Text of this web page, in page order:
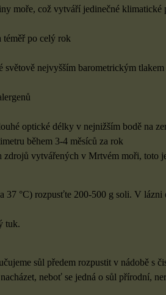
moře, což vytváří jedinečné
po celý rok
nejvyšším barometrickým
optické délky v nejnižším bodě na
během 3-4 měsíců za rok
vytvářených v Mrtvém moři, toto
37 °C) rozpusťte 200-500 g soli. V
tuk.
sůl předem rozpustit v nádobě s
neboť se jedná o sůl přírodní,